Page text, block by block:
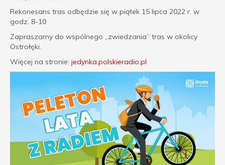
Rekonesans tras odbędzie się w piątek 15 lipca 2022 r. w
godz. 8-10
Zapraszamy do wspólnego „zwiedzania” tras w okolicy
Ostrołęki.
Więcej na stronie: jedynka.polskieradio.pl